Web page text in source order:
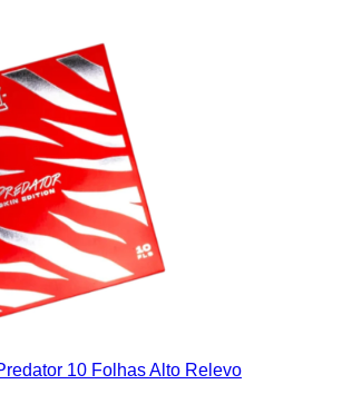
10 Folhas Alto Relevo